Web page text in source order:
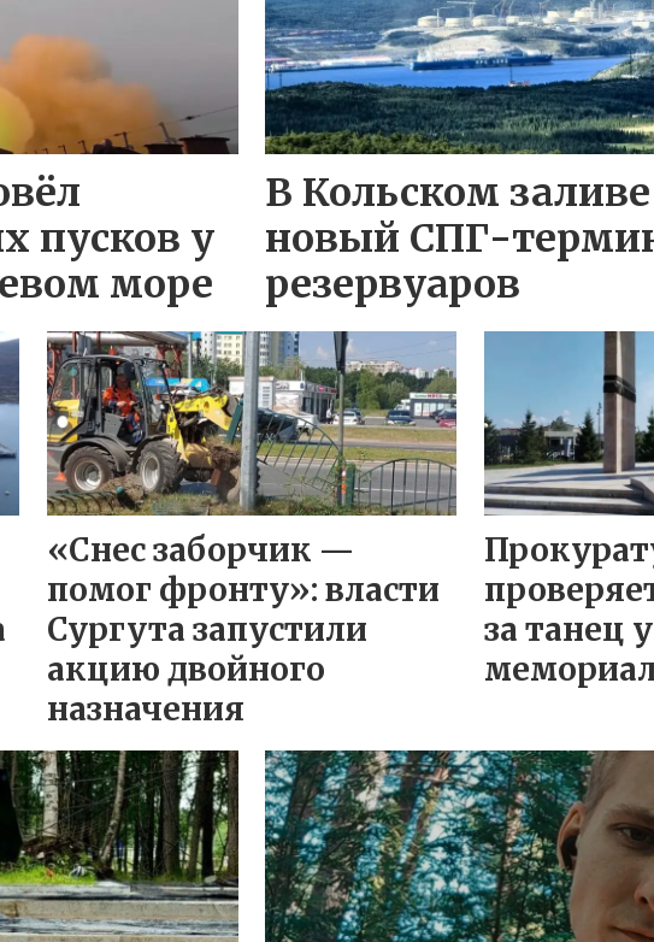
пусков у
море
В Кольском
новый СПГ-
резервуаров
«Снес заборчик —
помог фронту»: власти
Сургута запустили
акцию двойного
назначения
за танец